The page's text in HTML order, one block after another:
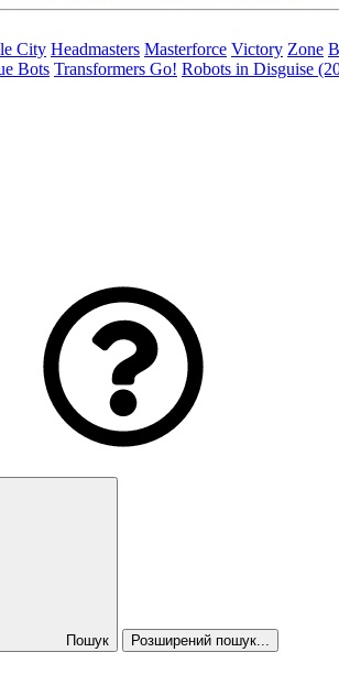
City Headmasters Masterforce Victory Zone
Bots Transformers Go! Robots in Disguise
Пошук Розширений пошук...